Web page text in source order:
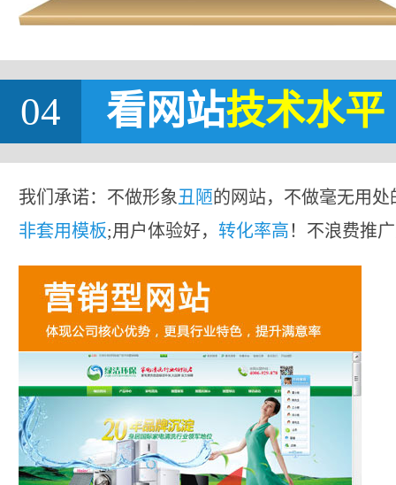
04 看网站技术水平
我们承诺：不做形象丑陋的网站，不做毫无用处
非套用模板;用户体验好， 转化率高！不浪费推